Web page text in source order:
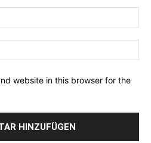
website in this browser for the